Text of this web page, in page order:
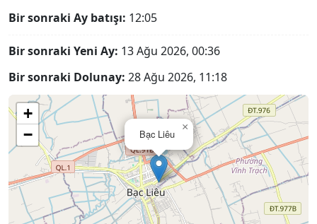
Bir sonraki Ay batışı: 12:05
Bir sonraki Yeni Ay: 13 Ağu 2026, 00:36
Bir sonraki Dolunay: 28 Ağu 2026, 11:18
Bạc Liêu
×
+
−